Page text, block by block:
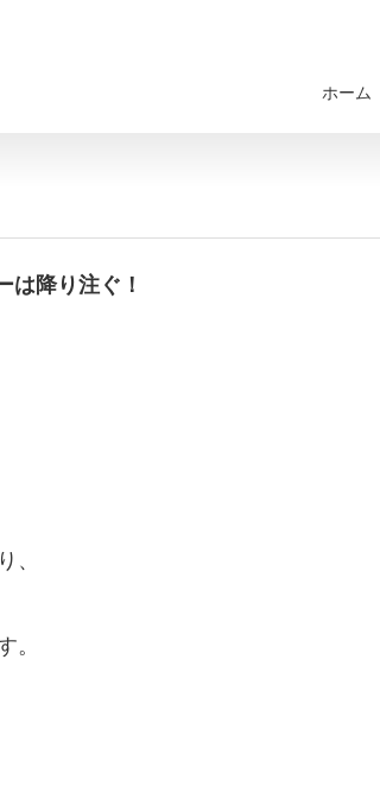
ホーム
は降り注ぐ！
、
。